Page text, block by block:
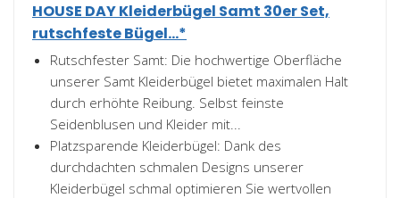
HOUSE DAY Kleiderbügel Samt 30er Set,
rutschfeste Bügel...*
Rutschfester Samt: Die hochwertige Oberfläche
unserer Samt Kleiderbügel bietet maximalen Halt
durch erhöhte Reibung. Selbst feinste
Seidenblusen und Kleider mit...
Platzsparende Kleiderbügel: Dank des
durchdachten schmalen Designs unserer
Kleiderbügel schmal optimieren Sie wertvollen